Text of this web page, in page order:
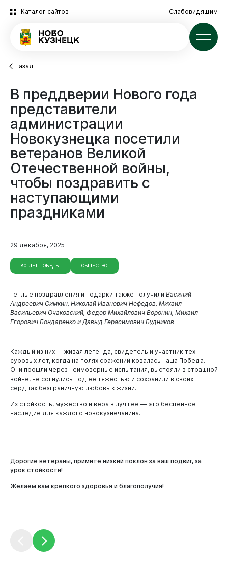
Каталог сайтов Слабовидящим
Новости
Новокузнецк
Администрация
Назад
В преддверии Нового года
представители
администрации
Новокузнецка посетили
ветеранов Великой
Отечественной войны,
чтобы поздравить с
наступающими
праздниками
29 декабря, 2025
80 ЛЕТ ПОБЕДЫ ОБЩЕСТВО
Теплые поздравления и подарки также получили Василий
Андреевич Симкин, Николай Иванович Нефедов, Михаил
Васильевич Очаковский, Федор Михайлович Воронин, Михаил
Егорович Бондаренко и Давыд Герасимович Будников.
Каждый из них — живая легенда, свидетель и участник тех
суровых лет, когда на полях сражений ковалась наша Победа.
Они прошли через неимоверные испытания, выстояли в страшной
войне, не согнулись под ее тяжестью и сохранили в своих
сердцах безграничную любовь к жизни.
Их стойкость, мужество и вера в лучшее — это бесценное
наследие для каждого новокузнечанина.
Дорогие ветераны, примите низкий поклон за ваш подвиг, за
урок стойкости!
Желаем вам крепкого здоровья и благополучия!